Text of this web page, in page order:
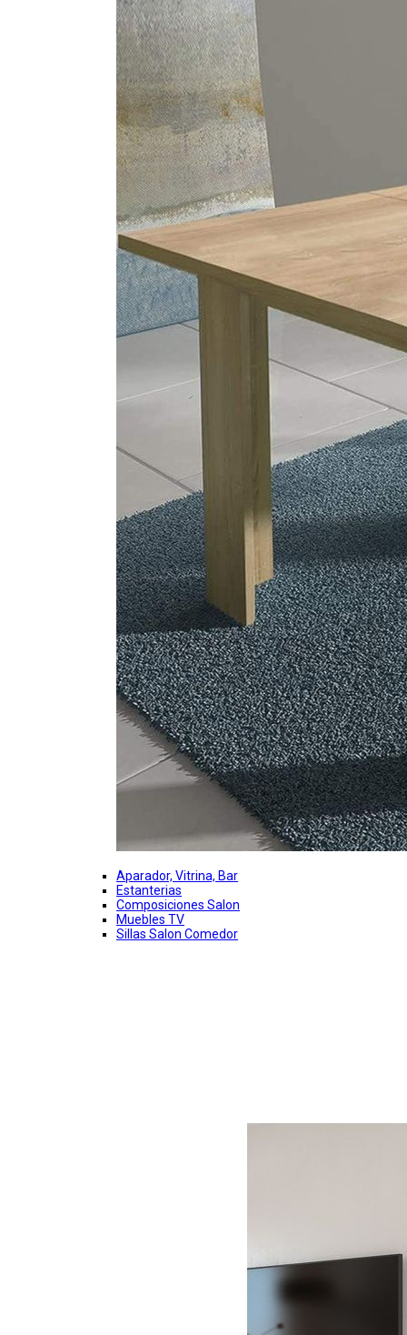
Aparador, Vitrina, Bar
Estanterias
Composiciones Salon
Muebles TV
Sillas Salon Comedor